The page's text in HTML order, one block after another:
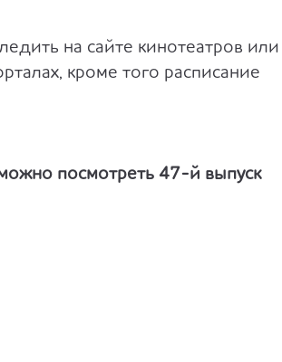
на сайте кинотеатров или
кроме того расписание
посмотреть 47-й выпуск